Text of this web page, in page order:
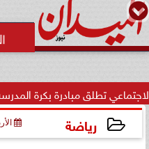
مبادرة بكرة المدرسة ..الخير
رياضة